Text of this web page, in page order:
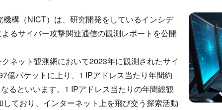
構（NICT）は、研究開発をしているインシデ
るサイバー攻撃関連通信の観測レポートを公開
ネット観測網において2023年に観測されたサイ
億パケットに上り、1 IPアドレス当たり年間約
るといいます。1 IPアドレス当たりの年間総観
ており、インターネット上を飛び交う探索活動